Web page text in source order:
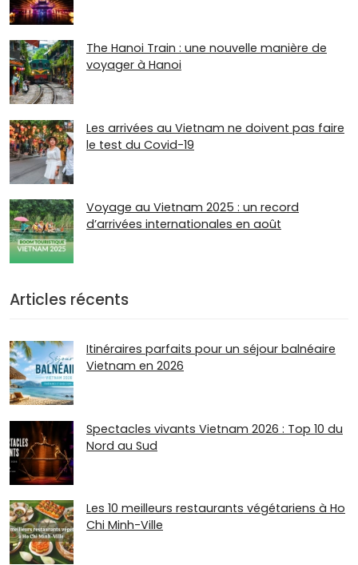
The Hanoi Train : une nouvelle manière de
voyager à Hanoi
Les arrivées au Vietnam ne doivent pas faire
le test du Covid-19
Voyage au Vietnam 2025 : un record
d’arrivées internationales en août
Articles récents
Itinéraires parfaits pour un séjour balnéaire
Vietnam en 2026
Spectacles vivants Vietnam 2026 : Top 10 du
Nord au Sud
Les 10 meilleurs restaurants végétariens à Ho
Chi Minh-Ville